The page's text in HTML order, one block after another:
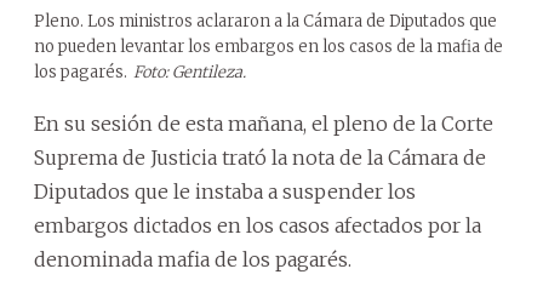
Pleno. Los ministros aclararon a la Cámara de Diputados que
no pueden levantar los embargos en los casos de la mafia de
los pagarés. Foto: Gentileza.
En su sesión de esta mañana, el pleno de la Corte
Suprema de Justicia trató la nota de la Cámara de
Diputados que le instaba a suspender los
embargos dictados en los casos afectados por la
denominada mafia de los pagarés.